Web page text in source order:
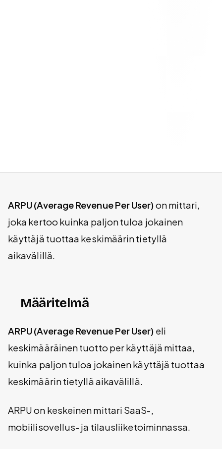
ARPU (Average Revenue Per User)on mittari,
joka kertoo kuinka paljon tuloa jokainen
käyttäjä tuottaa keskimäärin tietyllä
aikavälillä.
Määritelmä
ARPU (Average Revenue Per User) eli
keskimääräinen tuotto per käyttäjä mittaa,
kuinka paljon tuloa jokainen käyttäjä tuottaa
keskimäärin tietyllä aikavälillä.
ARPU on keskeinen mittari SaaS-,
mobiilisovellus- ja tilausliiketoiminnassa.